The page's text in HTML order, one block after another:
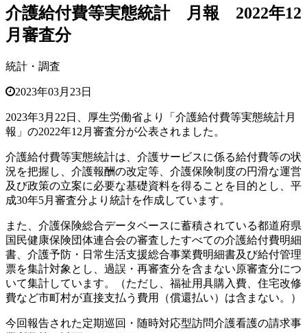
介護給付費等実態統計 月報 2022年12
月審査分
統計・調査
2023年03月23日
2023年3月22日、厚生労働省より「介護給付費等実態統計月
報」の2022年12月審査分が公表されました。
介護給付費等実態統計は、介護サービスに係る給付費等の状
況を把握し、介護報酬の改定等、介護保険制度の円滑な運営
及び政策の立案に必要な基礎資料を得ることを目的とし、平
成30年5月審査分より統計を作成しています。
また、介護保険総合データベースに蓄積されている都道府県
国民健康保険団体連合会の審査したすべての介護給付費明細
書、介護予防・日常生活支援総合事業費明細書及び給付管理
票を集計対象とし、過誤・再審査分を含まない原審査分につ
いて集計しています。（ただし、福祉用具購入費、住宅改修
費など市町村が直接支払う費用（償還払い）は含まない。
）
今回報告された定期巡回・随時対応型訪問介護看護の請求事